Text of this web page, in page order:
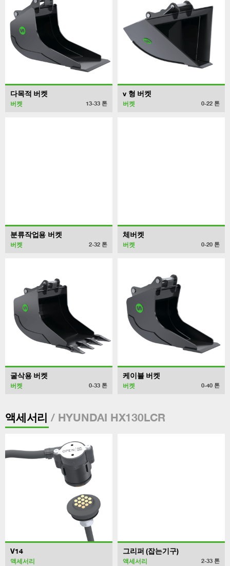
다목적 버켓
버켓 13-33 톤
v 형 버켓
버켓 0-22 톤
분류작업용 버켓
버켓 2-32 톤
체버켓
버켓 0-20 톤
굴삭용 버켓
버켓 0-33 톤
케이블 버켓
버켓 0-40 톤
액세서리 / HYUNDAI HX130LCR
V14
액세서리
그리퍼 (잡는기구)
액세서리 2-33 톤